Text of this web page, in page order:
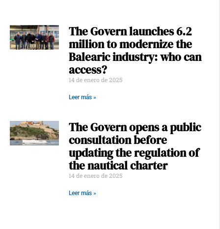
The Govern launches 6.2
million to modernize the
Balearic industry: who can
access?
14 de enero de 2025
Leer más »
The Govern opens a public
consultation before
updating the regulation of
the nautical charter
14 de enero de 2025
Leer más »